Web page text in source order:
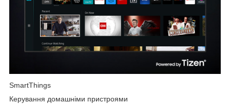
SmartThings
Керування домашніми пристроями